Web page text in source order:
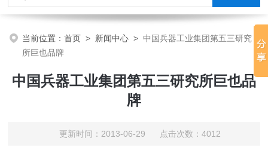
当前位置：首页 > 新闻中心 >中国兵器工业集团第五三研究
所巨也品牌
中国兵器工业集团第五三研究所巨也品
牌
更新时间：2013-06-29 点击次数：4012